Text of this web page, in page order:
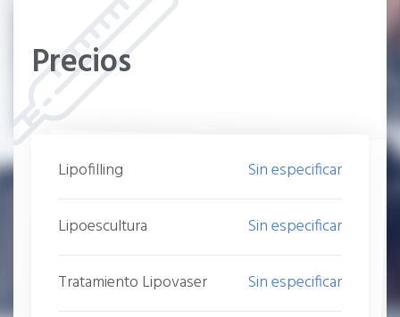
Precios
Lipofilling Sin especificar
Lipoescultura Sin especificar
Tratamiento Lipovaser Sin especificar